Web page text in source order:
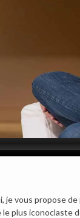
je vous propose
le plus iconoclaste